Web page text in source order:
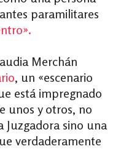
paramilitares
».
Merchán
, un «escenario
está impregnado
unos y otros, no
Juzgadora sino una
verdaderamente